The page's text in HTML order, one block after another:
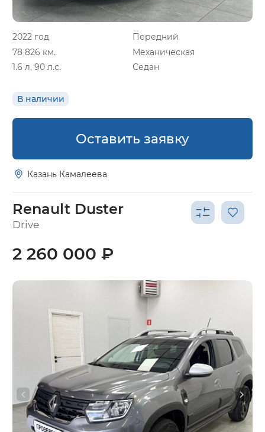
2022 год
Передний
78 826 км.
Механическая
1.6 л, 90 л.с.
Седан
В наличии
Оставить заявку
Казань Камалеева
Renault Duster
Drive
2 260 000 ₽